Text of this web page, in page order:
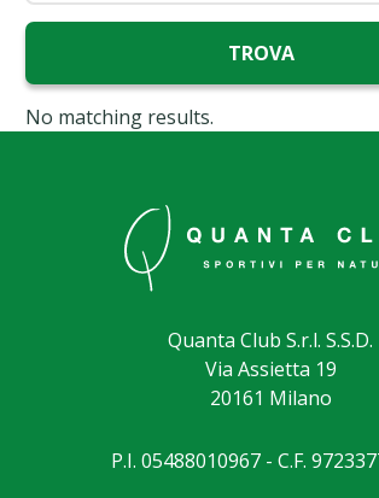
No matching results.
Quanta Club S.r.l. S.S.D.
Via Assietta 19
20161 Milano
P.I. 05488010967 - C.F.